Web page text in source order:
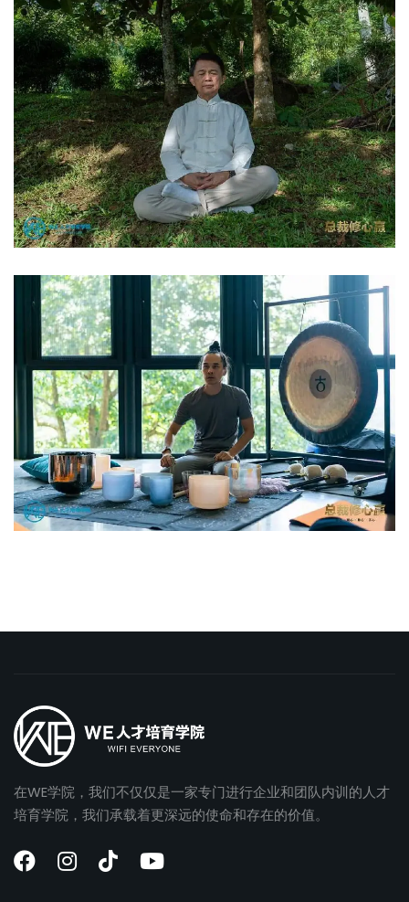
在WE学院，我们不仅仅是一家专门进行企业和团队内训的人才
培育学院，我们承载着更深远的使命和存在的价值。